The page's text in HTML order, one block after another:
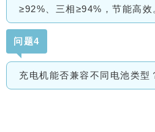
≥92%、三相≥94%，节能高效
问题4
充电机能否兼容不同电池类型